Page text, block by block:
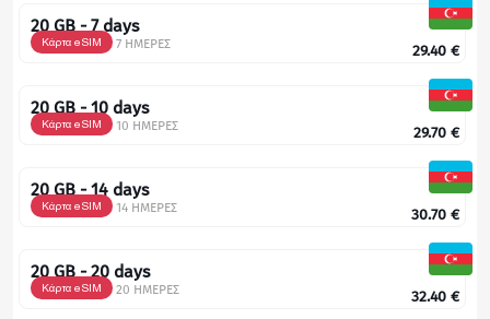
20 GB - 7 days
Κάρτα eSIM 7 ΗΜΕΡΕΣ 29.40 €
20 GB - 10 days
Κάρτα eSIM 10 ΗΜΕΡΕΣ 29.70 €
20 GB - 14 days
Κάρτα eSIM 14 ΗΜΕΡΕΣ 30.70 €
20 GB - 20 days
Κάρτα eSIM 20 ΗΜΕΡΕΣ 32.40 €